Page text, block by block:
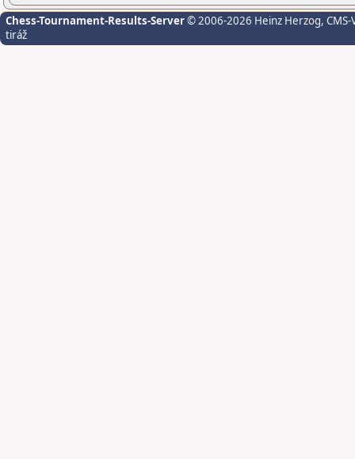
Chess-Tournament-Results-Server© 2006-2026 Heinz Herzog,
tiráž